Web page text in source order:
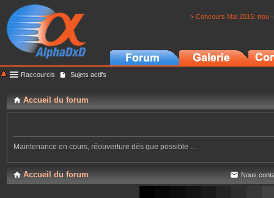
> Concours Mai 2015: trou
Raccourcis Sujets actifs
Accueil du forum
Maintenance en cours, réouverture dès que possible ...
Accueil du forum Nous